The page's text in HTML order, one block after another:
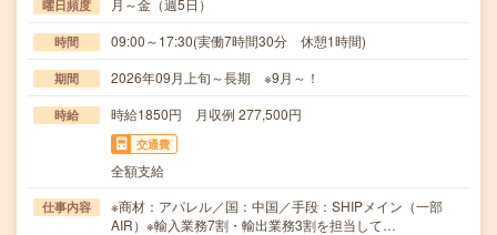
曜日頻度 月～金（週5日）
時間 09:00～17:30(実働7時間30分 休憩1時間)
期間 2026年09月上旬～長期 ※9月～！
時給 時給1850円 月収例 277,500円
交通費
全額支給
仕事内容
※商材：アパレル／国：中国／手段：SHIPメイン（一部
AIR）※輸入業務7割・輸出業務3割を担当して…